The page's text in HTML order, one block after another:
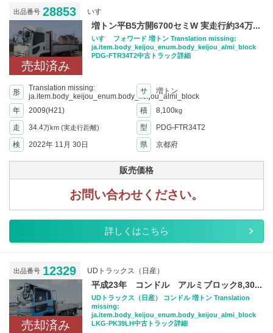
出品番号 28853 いすゞ
売却済み
増トン平B5方開6700セミW 実走行約34万...
いすゞ フォワード 増トン Translation missing:
ja.item.body_keijou_enum.body_keijou_almi_block
PDG-FTR34T2中古トラック詳細
形
Translation missing:
ja.item.body_keijou_enum.body_keijou_almi_block
サ 増トン
年 2009(H21) 積 8,100kg
走 34.4万km (実走行距離) 型
PDG-FTR34T2
検
2022年 11月 30日 県 京都府
販売価格
お問い合わせください。
詳しくはこちら
出品番号 12329 UDトラックス（日産）
売却済み
平成23年 コンドル アルミブロック8,30...
UDトラックス（日産） コンドル 増トン Translation
missing:
ja.item.body_keijou_enum.body_keijou_almi_block
LKG-PK39LH中古トラック詳細